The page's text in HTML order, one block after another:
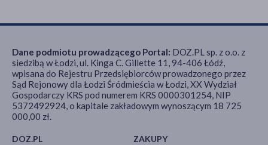
DOZ.PL ZAKUPY
Dane podmiotu prowadzącego Portal: DOZ.PL sp. z o.o. z
siedzibą w Łodzi, ul. Kinga C. Gillette 11, 94-406 Łódź,
wpisana do Rejestru Przedsiębiorców prowadzonego przez
Sąd Rejonowy dla Łodzi Śródmieścia w Łodzi, XX Wydział
Gospodarczy KRS pod numerem KRS 0000301254, NIP
5372492924, o kapitale zakładowym wynoszącym 18 725
000,00 zł.